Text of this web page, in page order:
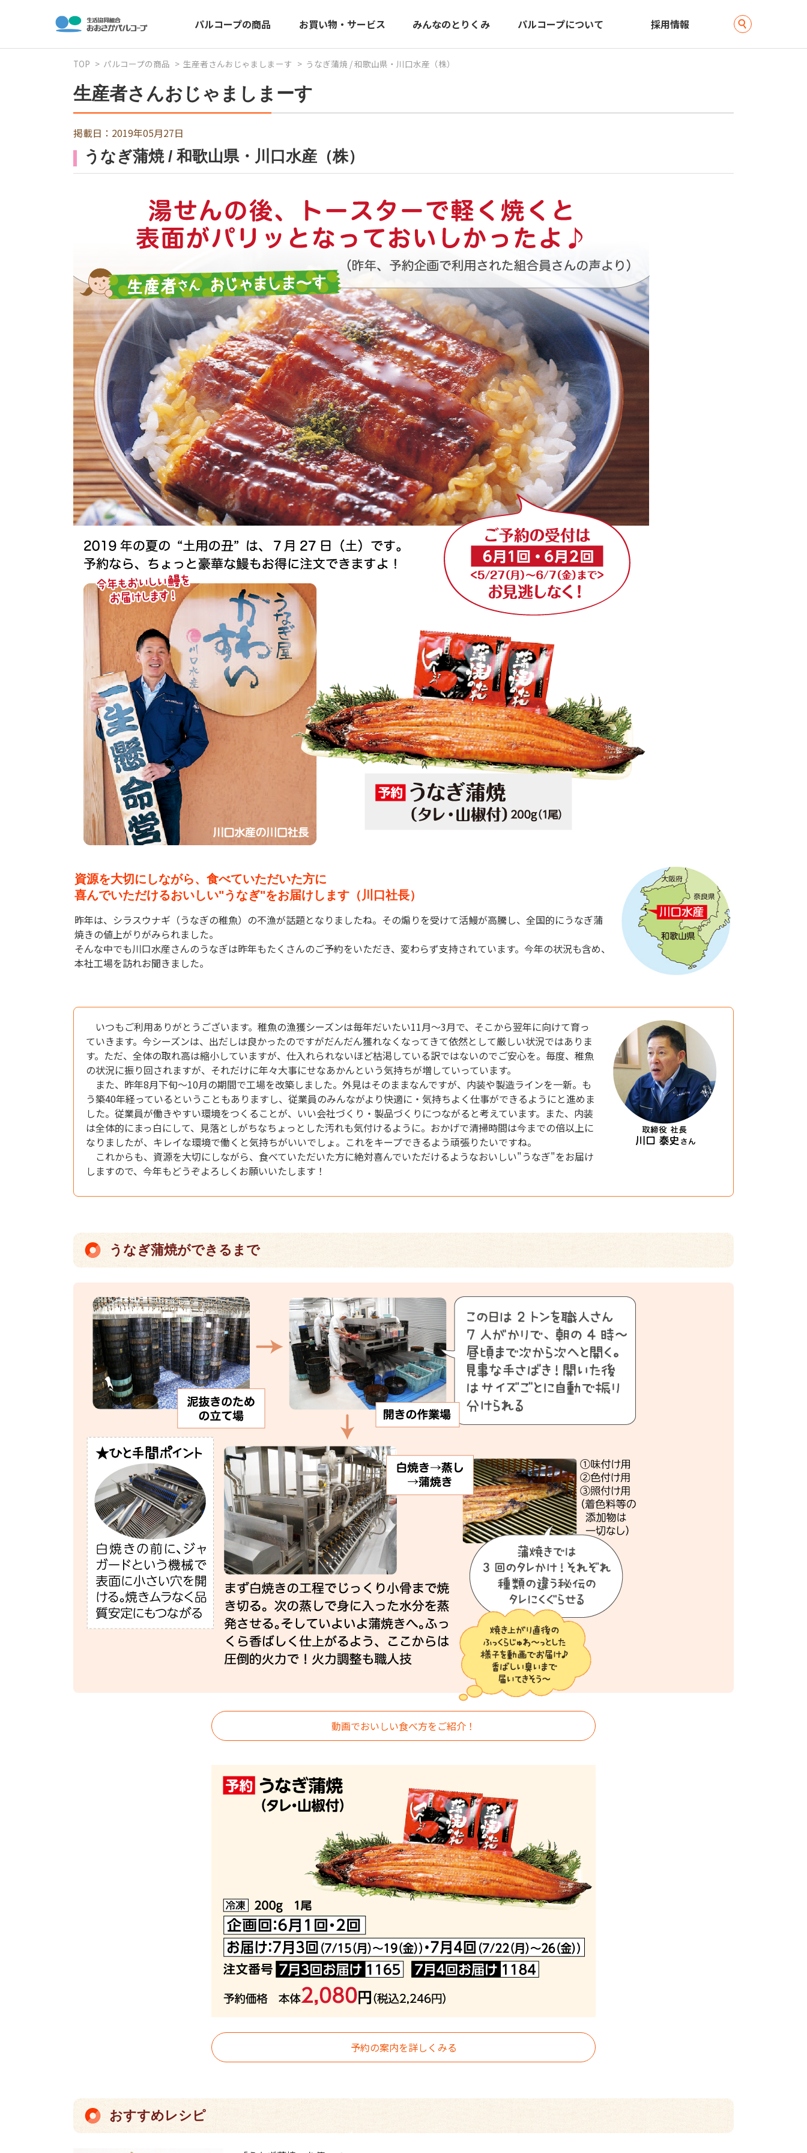
パルコープの商品 お買い物・サービス みんなのとりくみ パルコープについて 採用情報
TOP パルコープの商品 生産者さんおじゃましまーす うなぎ蒲焼 / 和歌山県・川口水産（株）
生産者さんおじゃましまーす
掲載日：2019年05月27日
うなぎ蒲焼 / 和歌山県・川口水産（株）
資源を大切にしながら、食べていただいた方に
喜んでいただけるおいしい"うなぎ"をお届けします（川口社長）
昨年は、シラスウナギ（うなぎの稚魚）の不漁が話題となりましたね。その煽りを受けて活鰻が高騰し、全国的にうなぎ蒲
焼きの値上がりがみられました。
そんな中でも川口水産さんのうなぎは昨年もたくさんのご予約をいただき、変わらず支持されています。今年の状況も含め、
本社工場を訪れお聞きました。
いつもご利用ありがとうございます。稚魚の漁獲シーズンは毎年だいたい11月〜3月で、そこから翌年に向けて育っ
ていきます。今シーズンは、出だしは良かったのですがだんだん獲れなくなってきて依然として厳しい状況ではありま
す。ただ、全体の取れ高は縮小していますが、仕入れられないほど枯渇している訳ではないのでご安心を。毎度、稚魚
の状況に振り回されますが、それだけに年々大事にせなあかんという気持ちが増していっています。
また、昨年8月下旬〜10月の期間で工場を改築しました。外見はそのままなんですが、内装や製造ラインを一新。も
う築40年経っているということもありますし、従業員のみんながより快適に・気持ちよく仕事ができるようにと進めま
した。従業員が働きやすい環境をつくることが、いい会社づくり・製品づくりにつながると考えています。また、内装
は全体的にまっ白にして、見落としがちなちょっとした汚れも気付けるように。おかげで清掃時間は今までの倍以上に
なりましたが、キレイな環境で働くと気持ちがいいでしょ。これをキープできるよう頑張りたいですね。
これからも、資源を大切にしながら、食べていただいた方に絶対喜んでいただけるようなおいしい"うなぎ"をお届け
しますので、今年もどうぞよろしくお願いいたします！
うなぎ蒲焼ができるまで
動画でおいしい食べ方をご紹介！
予約の案内を詳しくみる
おすすめレシピ